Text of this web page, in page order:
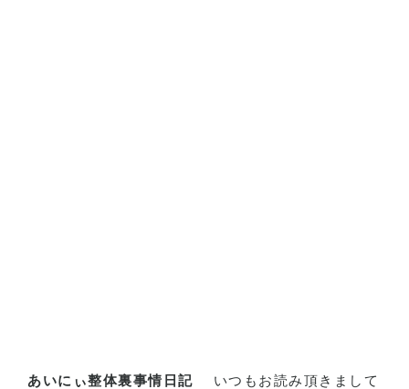
あいにぃ整体裏事情日記
いつもお読み頂きまして